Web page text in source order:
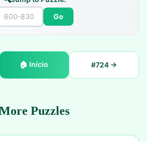
Go
🏠 Início #724→
Puzzles